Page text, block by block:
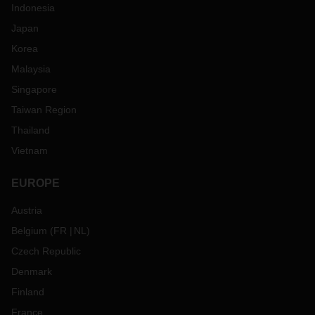
Indonesia
Japan
Korea
Malaysia
Singapore
Taiwan Region
Thailand
Vietnam
EUROPE
Austria
Belgium (FR NL )
Czech Republic
Denmark
Finland
France